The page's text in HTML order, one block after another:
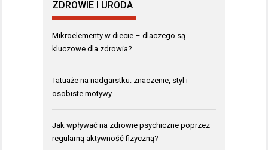
ZDROWIE I URODA
Mikroelementy w diecie – dlaczego są
kluczowe dla zdrowia?
Tatuaże na nadgarstku: znaczenie, styl i
osobiste motywy
Jak wpływać na zdrowie psychiczne poprzez
regularną aktywność fizyczną?